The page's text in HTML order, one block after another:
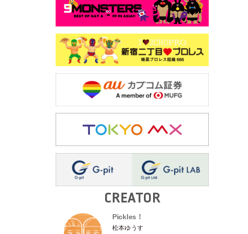
CREATOR
Pickles！
松本ゆうす